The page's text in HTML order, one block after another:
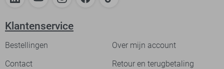
Klantenservice
Bestellingen
Over mijn account
Contact
Retour en terugbetaling